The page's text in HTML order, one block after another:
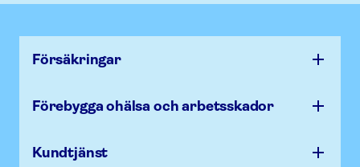
Försäk­ringar
Förebygga ohälsa och arbets­skador
Kundtjänst